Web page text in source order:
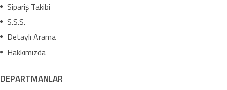
Sipariş Takibi
S.S.S.
Detaylı Arama
Hakkımızda
DEPARTMANLAR